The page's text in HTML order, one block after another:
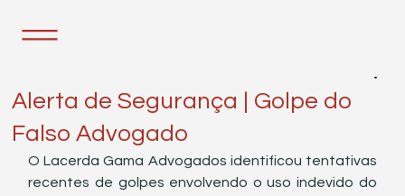
Alerta de Segurança | Golpe do
Falso Advogado
O Lacerda Gama Advogados identificou tentativas
recentes de golpes envolvendo o uso indevido do